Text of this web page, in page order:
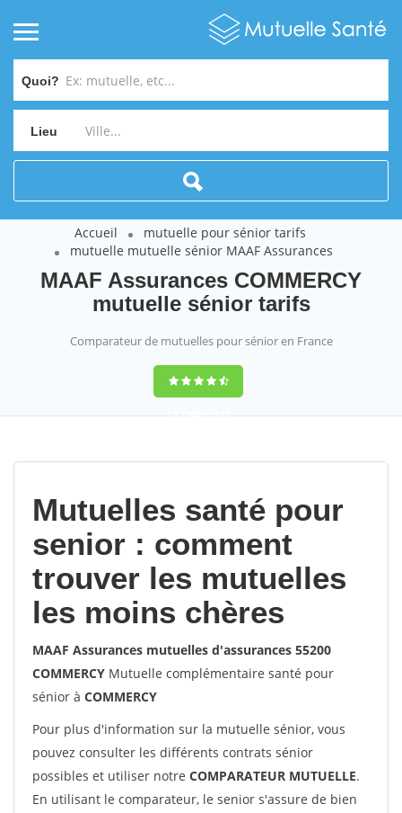
Quoi?
Lieu
Accueil
mutuelle pour sénior tarifs
mutuelle mutuelle sénior MAAF Assurances
MAAF Assurances COMMERCY
mutuelle sénior tarifs
Comparateur de mutuelles pour sénior en France
9,2(100%)452
Mutuelles santé pour
senior : comment
trouver les mutuelles
les moins chères
MAAF Assurances mutuelles d'assurances 55200
COMMERCY Mutuelle complémentaire santé pour
sénior à COMMERCY
Pour plus d'information sur la mutuelle sénior, vous
pouvez consulter les différents contrats sénior
possibles et utiliser notre COMPARATEUR MUTUELLE.
En utilisant le comparateur, le senior s'assure de bien